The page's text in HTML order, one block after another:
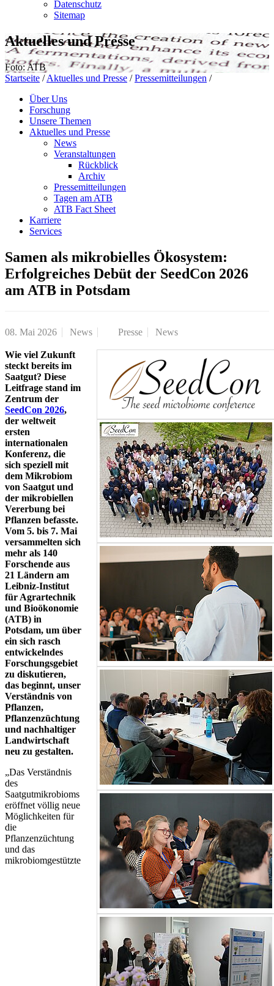
Datenschutz
Sitemap
Aktuelles und Presse
Foto: ATB
Startseite / Aktuelles und Presse / Pressemitteilungen /
Über Uns
Forschung
Unsere Themen
Aktuelles und Presse
News
Veranstaltungen
Rückblick
Archiv
Pressemitteilungen
Tagen am ATB
ATB Fact Sheet
Karriere
Services
Samen als mikrobielles Ökosystem:
Erfolgreiches Debüt der SeedCon 2026
am ATB in Potsdam
08. Mai 2026 News Presse News
Wie viel Zukunft
steckt bereits im
Saatgut? Diese
Leitfrage stand im
Zentrum der
SeedCon 2026,
der weltweit
ersten
internationalen
Konferenz, die
sich speziell mit
dem Mikrobiom
von Saatgut und
der mikrobiellen
Vererbung bei
Pflanzen befasste.
Vom 5. bis 7. Mai
versammelten sich
mehr als 140
Forschende aus
21 Ländern am
Leibniz-Institut
für Agrartechnik
und Bioökonomie
(ATB) in
Potsdam, um über
ein sich rasch
entwickelndes
Forschungsgebiet
zu diskutieren,
das beginnt, unser
Verständnis von
Pflanzen,
Pflanzenzüchtung
und nachhaltiger
Landwirtschaft
neu zu gestalten.
„Das Verständnis
des
Saatgutmikrobioms
eröffnet völlig neue
Möglichkeiten für
die
Pflanzenzüchtung
und das
mikrobiomgestützte